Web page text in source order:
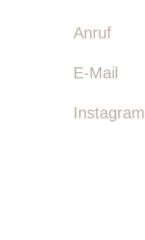
Anruf
E-Mail
Instagram